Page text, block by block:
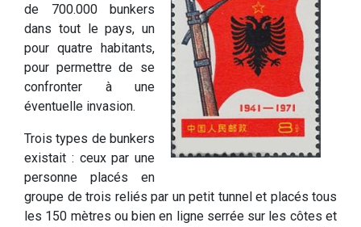
de 700.000 bunkers
dans tout le pays, un
pour quatre habitants,
pour permettre de se
confronter à une
éventuelle invasion.
Trois types de bunkers
existait : ceux par une
personne placés en
groupe de trois reliés par un petit tunnel et placés tous
les 150 mètres ou bien en ligne serrée sur les côtes et